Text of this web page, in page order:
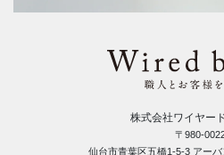
株式会社ワイヤー
〒980-
仙台市青葉区五橋1-5-3 アー